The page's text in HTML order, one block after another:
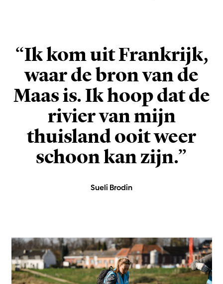
“Ik kom uit Frankrijk,
waar de bron van de
Maas is. Ik hoop dat de
rivier van mijn
thuisland ooit weer
schoon kan zijn.”
Sueli Brodin